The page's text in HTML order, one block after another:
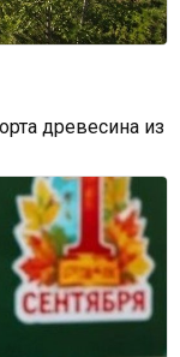
древесина из